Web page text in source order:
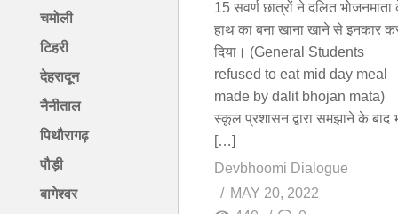
चमोली
टिहरी
देहरादून
नैनीताल
पिथौरागढ़
पौड़ी
बागेश्वर
15 सवर्ण छात्रों ने दलित
हाथ का बना खाना खाने से इनकार
दिया। (General Students
refused to eat mid day meal
made by dalit bhojan mata)
स्कूल प्रशासन द्वारा समझाने के बाद
[…]
Devbhoomi Dialogue
MAY 20, 2022